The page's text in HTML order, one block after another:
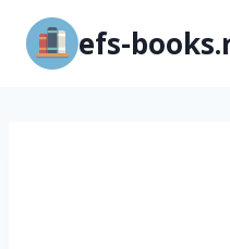
Перейти
содержимому
efs-